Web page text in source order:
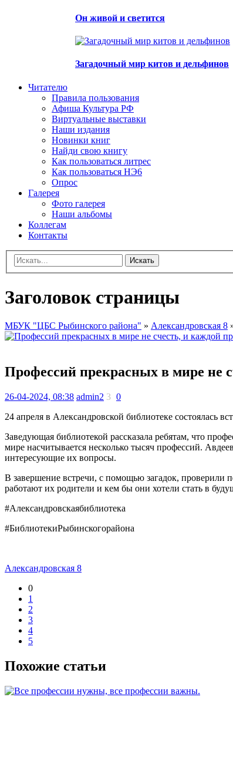
Он живой и светится
Загадочный мир китов и дельфинов
Читателю
Правила пользования
Афиша Культура РФ
Виртуальные выставки
Наши издания
Новинки книг
Найди свою книгу
Как пользоваться литрес
Как пользоваться НЭ6
Опрос
Галерея
Фото галерея
Наши альбомы
Коллегам
Контакты
Искать
Заголовок страницы
МБУК "ЦБС Рыбинского района" » Александровская 8
Профессий прекрасных в мире не
26-04-2024, 08:38 admin2 3 0
24 апреля в Александровской библиотеке состоялась
Заведующая библиотекой рассказала ребятам, что
мире насчитывается несколько тысяч профессий.
интересующие их вопросы.
В завершение встречи, с помощью загадок, проверили
работают их родители и кем бы они хотели стать в
#Александровскаябиблиотека
#БиблиотекиРыбинскогорайона
Александровская 8
0
1
2
3
4
5
Похожие статьи